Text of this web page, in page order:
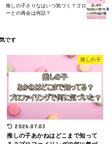
推しの子さりなはいつ気づく？ゴロ
ーとの再会は何話？
推しの子
2026.07.03
推しの子あかねはどこまで知って